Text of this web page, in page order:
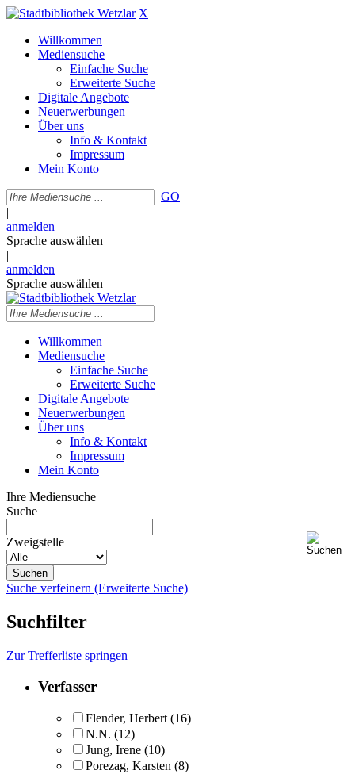
X
Willkommen
Mediensuche
Einfache Suche
Erweiterte Suche
Digitale Angebote
Neuerwerbungen
Über uns
Info & Kontakt
Impressum
Mein Konto
GO
|
anmelden
Sprache auswählen
|
anmelden
Sprache auswählen
Willkommen
Mediensuche
Einfache Suche
Erweiterte Suche
Digitale Angebote
Neuerwerbungen
Über uns
Info & Kontakt
Impressum
Mein Konto
Ihre Mediensuche
Suche
Zweigstelle
Suche verfeinern (Erweiterte Suche)
Suchfilter
Zur Trefferliste springen
Verfasser
Flender, Herbert (16)
N.N. (12)
Jung, Irene (10)
Porezag, Karsten (8)